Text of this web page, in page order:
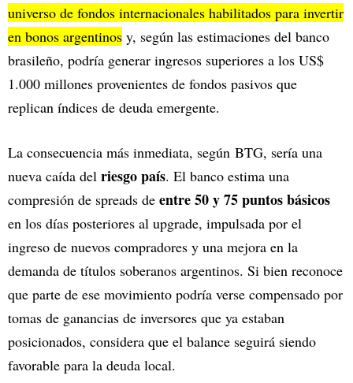
universo de fondos internacionales habilitados para invertir
en bonos argentinos y, según las estimaciones del banco
brasileño, podría generar ingresos superiores a los US$
1.000 millones provenientes de fondos pasivos que
replican índices de deuda emergente.
La consecuencia más inmediata, según BTG, sería una
nueva caída del riesgo país. El banco estima una
compresión de spreads de entre 50 y 75 puntos básicos
en los días posteriores al upgrade, impulsada por el
ingreso de nuevos compradores y una mejora en la
demanda de títulos soberanos argentinos. Si bien reconoce
que parte de ese movimiento podría verse compensado por
tomas de ganancias de inversores que ya estaban
posicionados, considera que el balance seguirá siendo
favorable para la deuda local.